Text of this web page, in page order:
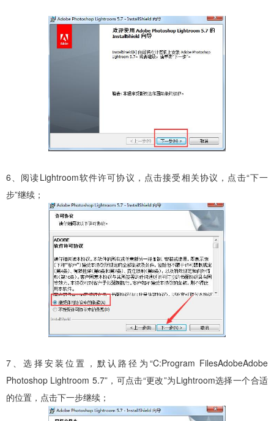
6、阅读Lightroom软件许可协议，点击接受相关协议，点击“下一
步”继续；
7、选择安装位置，默认路径为“C:Program FilesAdobeAdobe
Photoshop Lightroom 5.7”，可点击“更改”为Lightroom选择一个合适
的位置，点击下一步继续；